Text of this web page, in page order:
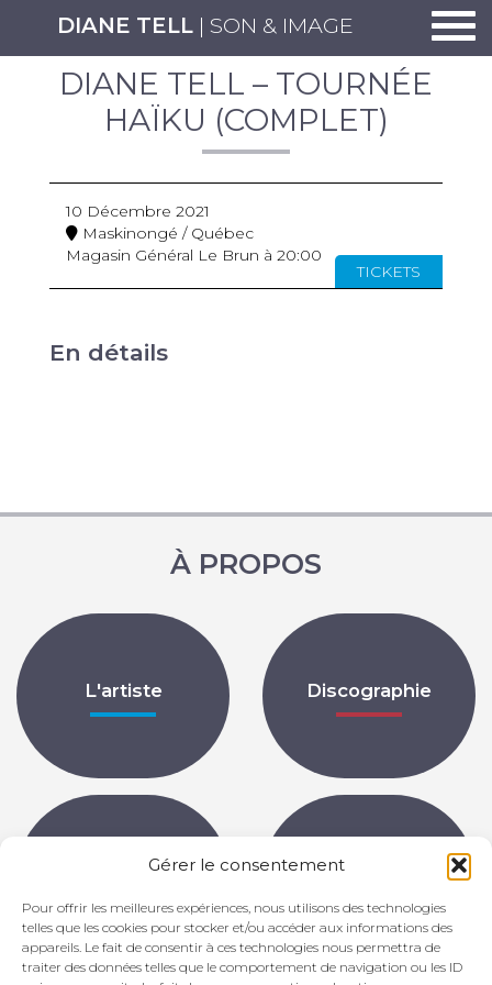
Gérer le consentement
Pour offrir les meilleures expériences, nous utilisons des technologies
telles que les cookies pour stocker et/ou accéder aux informations des
appareils. Le fait de consentir à ces technologies nous permettra de
traiter des données telles que le comportement de navigation ou les ID
DIANE TELL| SON & IMAGE
DIANE TELL – TOURNÉE
HAÏKU (COMPLET)
10 Décembre 2021
Maskinongé / Québec
Magasin Général Le Brun à 20:00
TICKETS
En détails
À PROPOS
L'artiste Discographie
Partitions Archives